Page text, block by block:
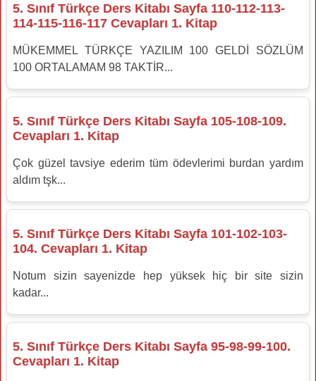
5. Sınıf Türkçe Ders Kitabı Sayfa 110-112-113-
114-115-116-117 Cevapları 1. Kitap
MÜKEMMEL TÜRKÇE YAZILIM 100 GELDİ SÖZLÜM
100 ORTALAMAM 98 TAKTİR...
5. Sınıf Türkçe Ders Kitabı Sayfa 105-108-109.
Cevapları 1. Kitap
Çok güzel tavsiye ederim tüm ödevlerimi burdan yardım
aldım tşk...
5. Sınıf Türkçe Ders Kitabı Sayfa 101-102-103-
104. Cevapları 1. Kitap
Notum sizin sayenizde hep yüksek hiç bir site sizin
kadar...
5. Sınıf Türkçe Ders Kitabı Sayfa 95-98-99-100.
Cevapları 1. Kitap